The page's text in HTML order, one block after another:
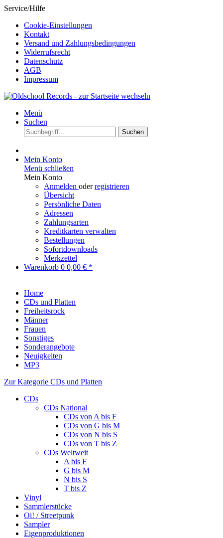
Service/Hilfe
Cookie-Einstellungen
Kontakt
Versand und Zahlungsbedingungen
Widerrufsrecht
Datenschutz
AGB
Impressum
Menü
Suchen
Suchen
Mein Konto
Menü schließen
Mein Konto
Anmelden oderregistrieren
Übersicht
Persönliche Daten
Adressen
Zahlungsarten
Kreditkarten verwalten
Bestellungen
Sofortdownloads
Merkzettel
Warenkorb 0 0,00 € *
Home
CDs und Platten
Freiheitsrock
Männer
Frauen
Sonstiges
Sonderangebote
Neuigkeiten
MP3
Zur Kategorie CDs und Platten
CDs
CDs National
CDs von A bis F
CDs von G bis M
CDs von N bis S
CDs von T bis Z
CDs Weltweit
A bis F
G bis M
N bis S
T bis Z
Vinyl
Sammlerstücke
Oi! / Streetpunk
Sampler
Eigenproduktionen